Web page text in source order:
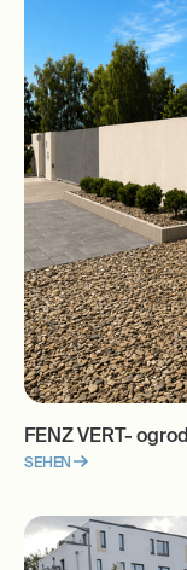
FENZ VERT-
SEHEN